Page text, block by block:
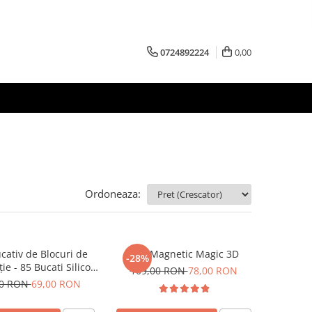
0724892224 0,00
Ordoneaza:
de Blocuri de
- 85 Bucati Silicon
in Cutie pentru
RON69,00 RON
-28%
Cub Magnetic Magic 3D
109,00 RON78,00 RON